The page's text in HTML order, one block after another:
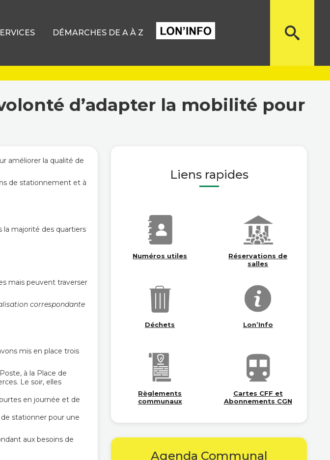
DÉMARCHES DE A À Z
d’adapter la mobilité pour
améliorer la qualité de
de stationnement et à
la majorité des quartiers
mais peuvent traverser
correspondante
mis en place trois
à la Place de
Le soir, elles
en journée et de
stationner pour une
aux besoins de
Liens rapides
Numéros utiles
Réservations de
salles
Déchets Lon’Info
Règlements
communaux
Cartes CFF et
Abonnements CGN
Agenda Communal